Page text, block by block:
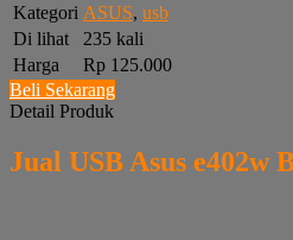
Kategori ASUS, usb
Di lihat
235 kali
Harga
Rp 125.000
Beli Sekarang
Detail Produk
Jual USB Asus e402w